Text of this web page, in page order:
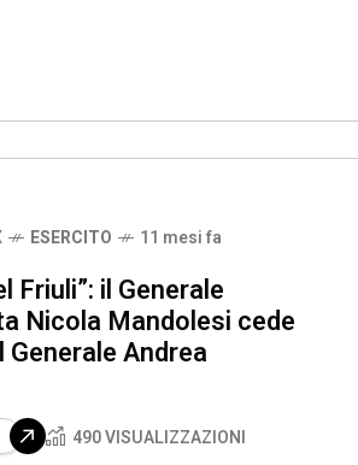
ESERCITO 11 mesi fa
Friuli”: il Generale
Nicola Mandolesi cede
Andrea
490 VISUALIZZAZIONI